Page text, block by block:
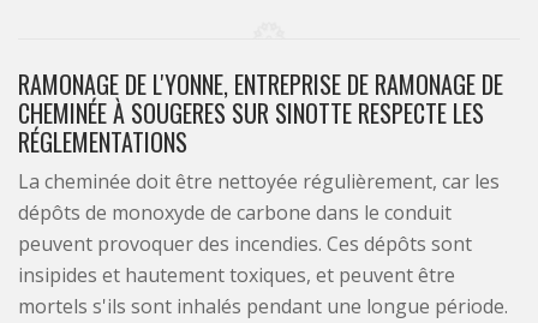
RAMONAGE DE L'YONNE, ENTREPRISE DE RAMONAGE DE
CHEMINÉE À SOUGERES SUR SINOTTE RESPECTE LES
RÉGLEMENTATIONS
La cheminée doit être nettoyée régulièrement, car les
dépôts de monoxyde de carbone dans le conduit
peuvent provoquer des incendies. Ces dépôts sont
insipides et hautement toxiques, et peuvent être
mortels s'ils sont inhalés pendant une longue période.